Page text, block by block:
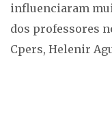
influenciaram
dos professores
Cpers, Helenir